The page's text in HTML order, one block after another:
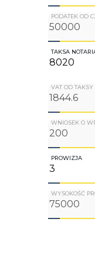
PODATEK OD
TAKSA
VAT OD TAKSY
WNIOSEK O
PROWIZJA
WYSOKOŚĆ